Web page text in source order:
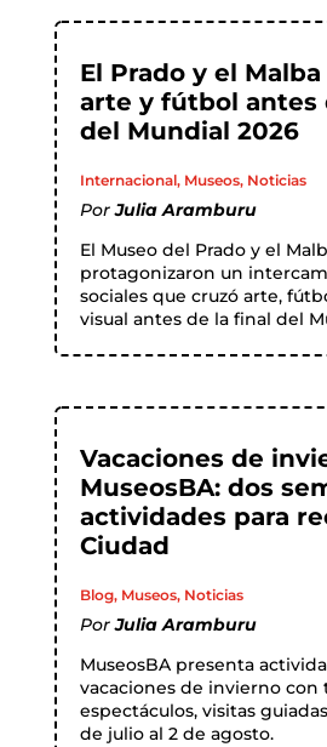
El Prado y el
arte y fútbol antes
del Mundial 2026
Internacional, Museos, Noticias
PorJulia Aramburu
El Museo del Prado y el
protagonizaron un
sociales que cruzó arte,
visual antes de la final del
Vacaciones de
MuseosBA: dos
actividades para
Ciudad
Blog, Museos, Noticias
PorJulia Aramburu
MuseosBA presenta
vacaciones de invierno con
espectáculos, visitas
de julio al 2 de agosto.